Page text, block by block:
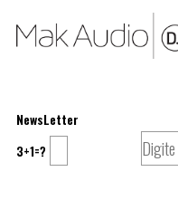
NewsLetter
3+1=?